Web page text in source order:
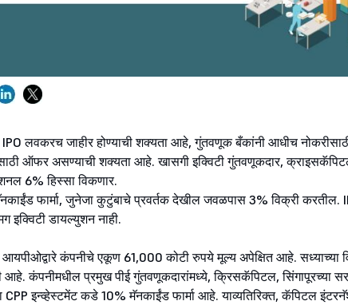
IPO लवकरच जाहीर होण्याची शक्यता आहे, गुंतवणूक बँकांनी आधीच
ऑफर असण्याची शक्यता आहे. खासगी इक्विटी गुंतवणूकदार,
6% हिस्सा विकणार.
फार्मा, जुनेजा कुटुंबाचे प्रवर्तक देखील जवळपास 3% विक्री
इक्विटी डायल्युशन नाही.
आयपीओद्वारे कंपनीचे एकूण 61,000 कोटी रुपये मूल्य अपेक्षित आहे. सध्याच्या
कंपनीमधील प्रमुख पीई गुंतवणूकदारांमध्ये, क्रिसकॅपिटल, सिंगापूरच्या
CPP इन्व्हेस्टमेंट कडे 10% मॅनकाईंड फार्मा आहे. याव्यतिरिक्त, कॅपिटल